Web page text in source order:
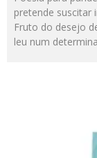
pretende suscitar
Fruto do desejo
leu num